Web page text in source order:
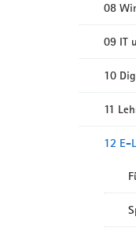
08
09 IT
10
11
12 E-